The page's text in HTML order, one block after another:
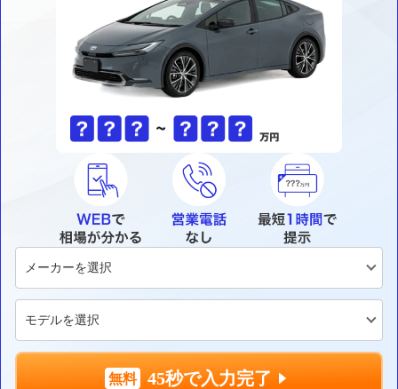
45秒で入力完了